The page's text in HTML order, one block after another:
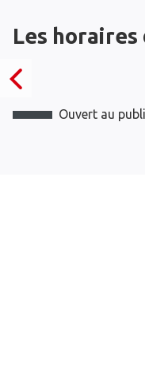
Les horaires
Ouvert au